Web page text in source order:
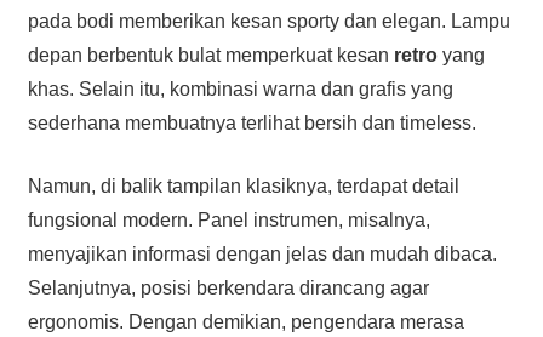
pada bodi memberikan kesan sporty dan elegan. Lampu
depan berbentuk bulat memperkuat kesan retroyang
khas. Selain itu, kombinasi warna dan grafis yang
sederhana membuatnya terlihat bersih dan timeless.
Namun, di balik tampilan klasiknya, terdapat detail
fungsional modern. Panel instrumen, misalnya,
menyajikan informasi dengan jelas dan mudah dibaca.
Selanjutnya, posisi berkendara dirancang agar
ergonomis. Dengan demikian, pengendara merasa